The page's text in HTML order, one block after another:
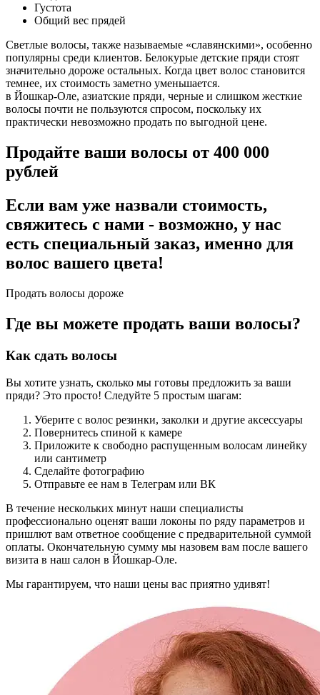
Густота
Общий вес прядей
Светлые волосы, также называемые «славянскими», особенно
популярны среди клиентов. Белокурые детские пряди стоят
значительно дороже остальных. Когда цвет волос становится
темнее, их стоимость заметно уменьшается.
в Йошкар-Оле, азиатские пряди, черные и слишком жесткие
волосы почти не пользуются спросом, поскольку их
практически невозможно продать по выгодной цене.
Продайте ваши волосы от 400 000
рублей
Если вам уже назвали стоимость,
свяжитесь с нами - возможно, у нас
есть специальный заказ, именно для
волос вашего цвета!
Продать волосы дороже
Где вы можете продать ваши волосы?
Как сдать волосы
Вы хотите узнать, сколько мы готовы предложить за ваши
пряди? Это просто! Следуйте 5 простым шагам:
Уберите с волос резинки, заколки и другие аксессуары
Повернитесь спиной к камере
Приложите к свободно распущенным волосам линейку
или сантиметр
Сделайте фотографию
Отправьте ее нам в Телеграм или ВК
В течение нескольких минут наши специалисты
профессионально оценят ваши локоны по ряду параметров и
пришлют вам ответное сообщение с предварительной суммой
оплаты. Окончательную сумму мы назовем вам после вашего
визита в наш салон в Йошкар-Оле.
Мы гарантируем, что наши цены вас приятно удивят!